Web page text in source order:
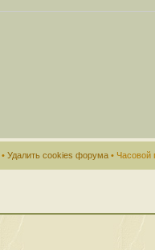
• Удалить cookies форума • Часовой